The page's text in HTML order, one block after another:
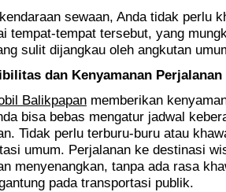
sewaan, Anda tidak perlu
tempat-tempat tersebut, yang
sulit dijangkau oleh angkutan
dan Kenyamanan Perjalanan
Balikpapan memberikan
bisa bebas mengatur jadwal
Tidak perlu terburu-buru atau
umum. Perjalanan ke destinasi
menyenangkan, tanpa ada rasa
pada transportasi publik.